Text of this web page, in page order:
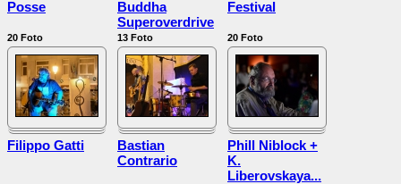
Posse
20 Foto
Buddha
Superoverdrive
13 Foto
Festival
20 Foto
Filippo Gatti
Bastian
Contrario
Phill Niblock +
K.
Liberovskaya...